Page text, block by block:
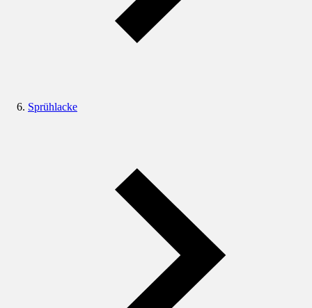
Sprühlacke